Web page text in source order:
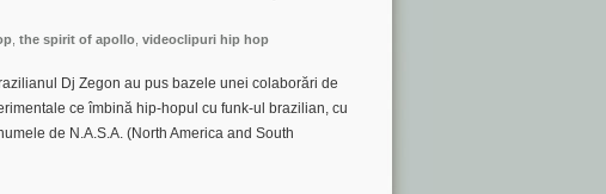
the spirit of apollo videoclipuri hip hop
Dj Zegon au pus bazele unei colaborări de
ce îmbină hip-hopul cu funk-ul brazilian, cu
de N.A.S.A. (North America and South